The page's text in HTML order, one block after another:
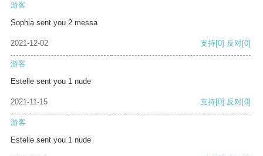
游客
Sophia sent you 2 messa
2021-12-02 支持[0] 反对[0]
游客
Estelle sent you 1 nude
2021-11-15 支持[0] 反对[0]
游客
Estelle sent you 1 nude